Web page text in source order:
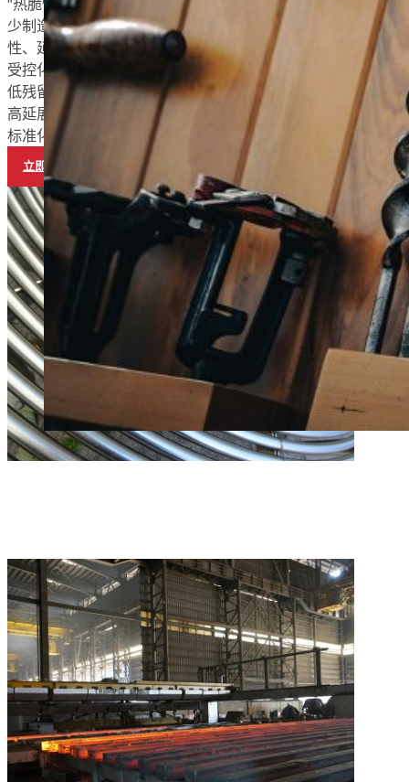
"热脆性"--在轧制或成型过程中出现意外脆性，从而减
少制造问题。与冷轧钢相比，它们还具有出色的可焊
性、延展性和低内应力。
受控化学
低残留元素
高延展性和可焊性
标准化结构
立即联系